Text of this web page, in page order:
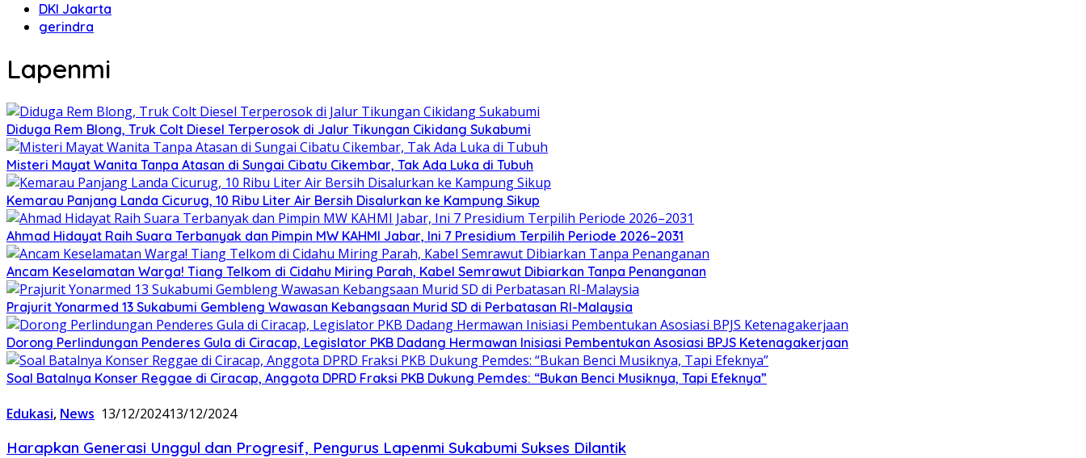
DKI Jakarta
gerindra
Lapenmi
Diduga Rem Blong, Truk Colt Diesel Terperosok di Jalur Tikungan Cikidang Sukabumi
Misteri Mayat Wanita Tanpa Atasan di Sungai Cibatu Cikembar, Tak Ada Luka di Tubuh
Kemarau Panjang Landa Cicurug, 10 Ribu Liter Air Bersih Disalurkan ke Kampung Sikup
Ahmad Hidayat Raih Suara Terbanyak dan Pimpin MW KAHMI Jabar, Ini 7 Presidium Terpilih Periode 2026–2031
Ancam Keselamatan Warga! Tiang Telkom di Cidahu Miring Parah, Kabel Semrawut Dibiarkan Tanpa Penanganan
Prajurit Yonarmed 13 Sukabumi Gembleng Wawasan Kebangsaan Murid SD di Perbatasan RI-Malaysia
Dorong Perlindungan Penderes Gula di Ciracap, Legislator PKB Dadang Hermawan Inisiasi Pembentukan Asosiasi BPJS Ketenagakerjaan
Soal Batalnya Konser Reggae di Ciracap, Anggota DPRD Fraksi PKB Dukung Pemdes: “Bukan Benci Musiknya, Tapi Efeknya”
Edukasi, News 13/12/202413/12/2024
Harapkan Generasi Unggul dan Progresif, Pengurus Lapenmi Sukabumi Sukses Dilantik